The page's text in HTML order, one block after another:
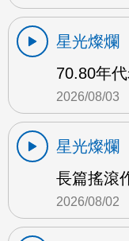
星光燦爛
70.80年
2026/08/03
星光燦爛
長篇搖滾
2026/08/02